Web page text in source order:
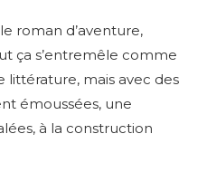
roman d’aventure,
ça s’entremêle comme
mais avec des
émoussées, une
à la construction